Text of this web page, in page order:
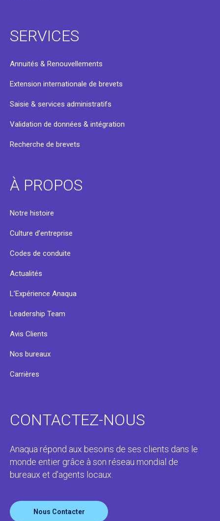
SERVICES
Annuités & Renouvellements
Extension internationale de brevets
Saisie & services administratifs
Validation de données & intégration
Recherche de brevets
À PROPOS
Notre histoire
Culture d’entreprise
Codes de conduite
Actualités
L’Expérience Anaqua
Leadership Team
Avis Clients
Nos bureaux
Carrières
CONTACTEZ-NOUS
Anaqua répond aux besoins de ses clients dans le
monde entier grâce à son réseau mondial de
bureaux et d'agents locaux.
Nous Contacter